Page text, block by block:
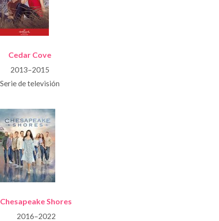
Cedar Cove
2013–2015
Serie de televisión
Chesapeake Shores
2016–2022